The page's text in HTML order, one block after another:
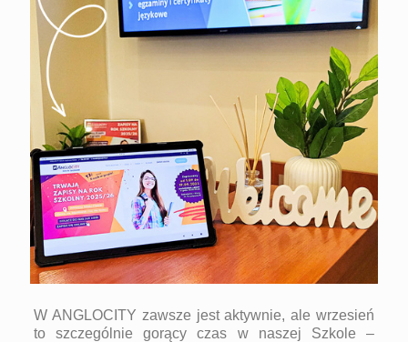
W ANGLOCITY zawsze jest aktywnie, ale wrzesień
to szczególnie gorący czas w naszej Szkole –